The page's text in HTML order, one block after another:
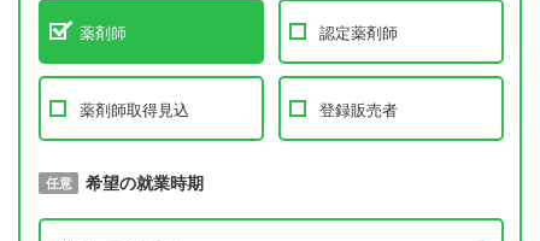
薬剤師 認定薬剤師
薬剤師取得見込 登録販売者
必須 取得予定年
任意 希望の就業時期